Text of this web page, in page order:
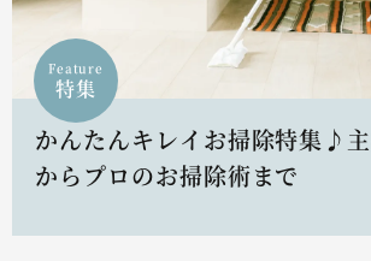
Feature
特集
かんたんキレイお掃除特集♪
からプロのお掃除術まで